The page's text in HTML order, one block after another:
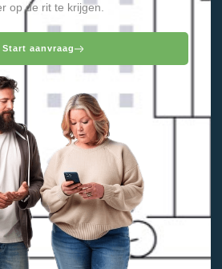
op de rit te krijgen.
Start aanvraag